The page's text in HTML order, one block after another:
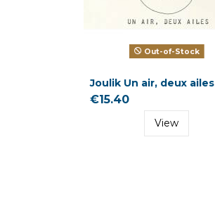
Out-of-Stock
Joulik Un air, deux ailes
€15.40
View